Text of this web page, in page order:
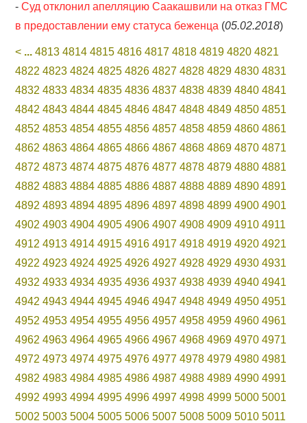
-Суд отклонил апелляцию Саакашвили на отказ ГМС
в предоставлении ему статуса беженца (05.02.2018)
< ... 4813 4814 4815 4816 4817 4818 4819 4820 4821
4822 4823 4824 4825 4826 4827 4828 4829 4830 4831
4832 4833 4834 4835 4836 4837 4838 4839 4840 4841
4842 4843 4844 4845 4846 4847 4848 4849 4850 4851
4852 4853 4854 4855 4856 4857 4858 4859 4860 4861
4862 4863 4864 4865 4866 4867 4868 4869 4870 4871
4872 4873 4874 4875 4876 4877 4878 4879 4880 4881
4882 4883 4884 4885 4886 4887 4888 4889 4890 4891
4892 4893 4894 4895 4896 4897 4898 4899 4900 4901
4902 4903 4904 4905 4906 4907 4908 4909 4910 4911
4912 4913 4914 4915 4916 4917 4918 4919 4920 4921
4922 4923 4924 4925 4926 4927 4928 4929 4930 4931
4932 4933 4934 4935 4936 4937 4938 4939 4940 4941
4942 4943 4944 4945 4946 4947 4948 4949 4950 4951
4952 4953 4954 4955 4956 4957 4958 4959 4960 4961
4962 4963 4964 4965 4966 4967 4968 4969 4970 4971
4972 4973 4974 4975 4976 4977 4978 4979 4980 4981
4982 4983 4984 4985 4986 4987 4988 4989 4990 4991
4992 4993 4994 4995 4996 4997 4998 4999 5000 5001
5002 5003 5004 5005 5006 5007 5008 5009 5010 5011